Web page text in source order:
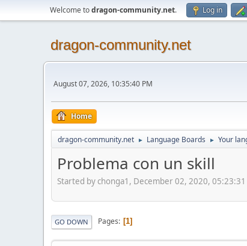
Welcome todragon-community.net. Log in
dragon-community.net
August 07, 2026, 10:35:40 PM
Home
dragon-community.net ► Language Boards ► Your
Problema con un skill
Started by chonga1, December 02, 2020, 05:23:31
GO DOWN Pages 1